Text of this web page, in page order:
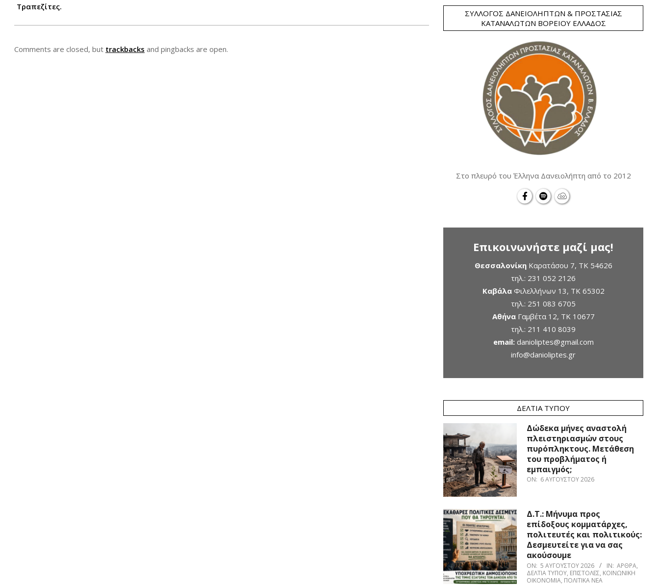
Τραπεζίτες.
Comments are closed, but trackbacks and pingbacks are open.
ΣΎΛΛΟΓΟΣ ΔΑΝΕΙΟΛΗΠΤΏΝ & ΠΡΟΣΤΑΣΊΑΣ
ΚΑΤΑΝΑΛΩΤΏΝ ΒΟΡΕΊΟΥ ΕΛΛΆΔΟΣ
Στο πλευρό του Έλληνα Δανειολήπτη από το 2012
Επικοινωνήστε μαζί μας!
ΘεσσαλονίκηΚαρατάσου 7, TK 54626
τηλ.: 231 052 2126
ΚαβάλαΦιλελλήνων 13, ΤΚ 65302
τηλ.: 251 083 6705
ΑθήναΓαμβέτα 12, ΤΚ 10677
τηλ.: 211 410 8039
email: danioliptes@gmail.com
info@danioliptes.gr
ΔΕΛΤΊΑ ΤΎΠΟΥ
Δώδεκα μήνες αναστολή
πλειστηριασμών στους
πυρόπληκτους. Μετάθεση
του προβλήματος ή
εμπαιγμός;
ON: 6 ΑΥΓΟΎΣΤΟΥ 2026
Δ.Τ.: Μήνυμα προς
επίδοξους κομματάρχες,
πολιτευτές και πολιτικούς:
Δεσμευτείτε για να σας
ακούσουμε
ON: 5 ΑΥΓΟΎΣΤΟΥ 2026 IN: ΆΡΘΡΑ,
ΔΕΛΤΊΑ ΤΎΠΟΥ, ΕΠΙΣΤΟΛΈΣ, ΚΟΙΝΩΝΙΚΉ
ΟΙΚΟΝΟΜΊΑ, ΠΟΛΙΤΙΚΆ ΝΈΑ